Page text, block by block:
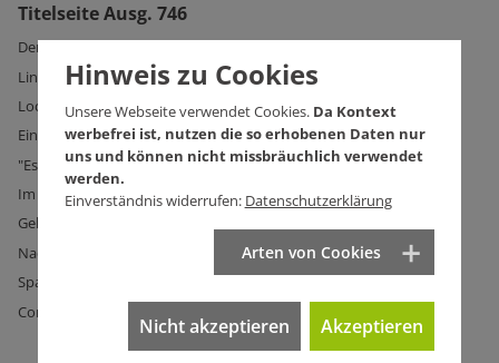
Titelseite Ausg. 746
Demonstrieren ist kein Geschäftsmodell
Links im nach rechts gerückten Land
Loch im Haushalt
Eine Lücke weniger
"Es ist so unheimlich still"
Im Becken der Gesellschaft
Geh'n wir Kinder erschießen
Nach Gutsherrenart
Sparen, bis es kracht
Comeback der wundersamen Art
Hinweis zu Cookies
Unsere Webseite verwendet Cookies. Da Kontext
werbefrei ist, nutzen die so erhobenen Daten nur
uns und können nicht missbräuchlich verwendet
werden.
Einverständnis widerrufen: Datenschutzerklärung
Arten von Cookies
Nicht akzeptieren Akzeptieren